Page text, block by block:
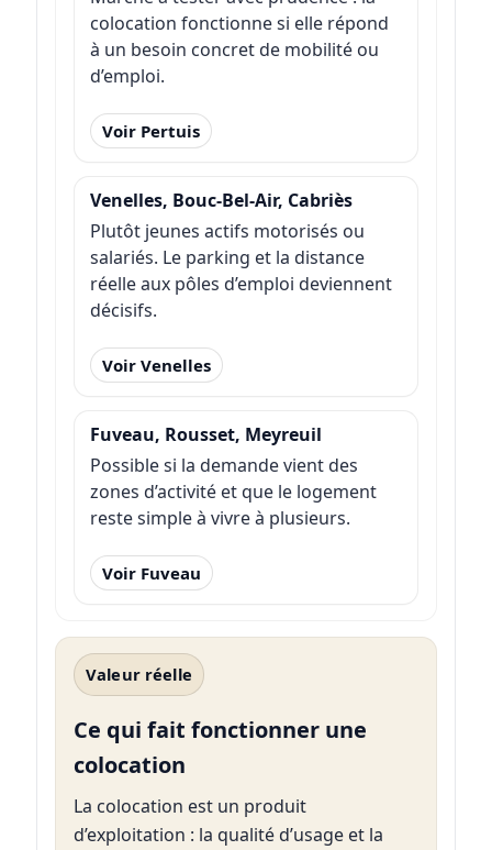
colocation fonctionne si elle répond
à un besoin concret de mobilité ou
d’emploi.
Voir Pertuis
Venelles, Bouc-Bel-Air, Cabriès
Plutôt jeunes actifs motorisés ou
salariés. Le parking et la distance
réelle aux pôles d’emploi deviennent
décisifs.
Voir Venelles
Fuveau, Rousset, Meyreuil
Possible si la demande vient des
zones d’activité et que le logement
reste simple à vivre à plusieurs.
Voir Fuveau
Valeur réelle
Ce qui fait fonctionner une
colocation
La colocation est un produit
d’exploitation : la qualité d’usage et la